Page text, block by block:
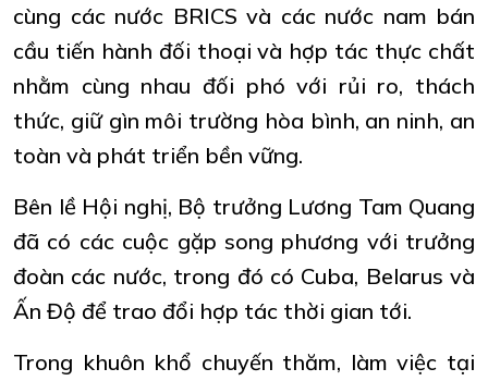
cùng các nước BRICS và các nước nam bán
cầu tiến hành đối thoại và hợp tác thực chất
nhằm cùng nhau đối phó với rủi ro, thách
thức, giữ gìn môi trường hòa bình, an ninh, an
toàn và phát triển bền vững.
Bên lề Hội nghị, Bộ trưởng Lương Tam Quang
đã có các cuộc gặp song phương với trưởng
đoàn các nước, trong đó có Cuba, Belarus và
Ấn Độ để trao đổi hợp tác thời gian tới.
Trong khuôn khổ chuyến thăm, làm việc tại